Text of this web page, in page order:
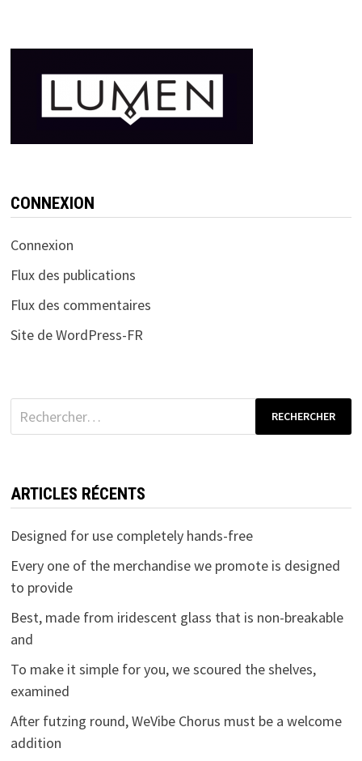
CONNEXION
Connexion
Flux des publications
Flux des commentaires
Site de WordPress-FR
Rechercher :
ARTICLES RÉCENTS
Designed for use completely hands-free
Every one of the merchandise we promote is designed
to provide
Best, made from iridescent glass that is non-breakable
and
To make it simple for you, we scoured the shelves,
examined
After futzing round, WeVibe Chorus must be a welcome
addition